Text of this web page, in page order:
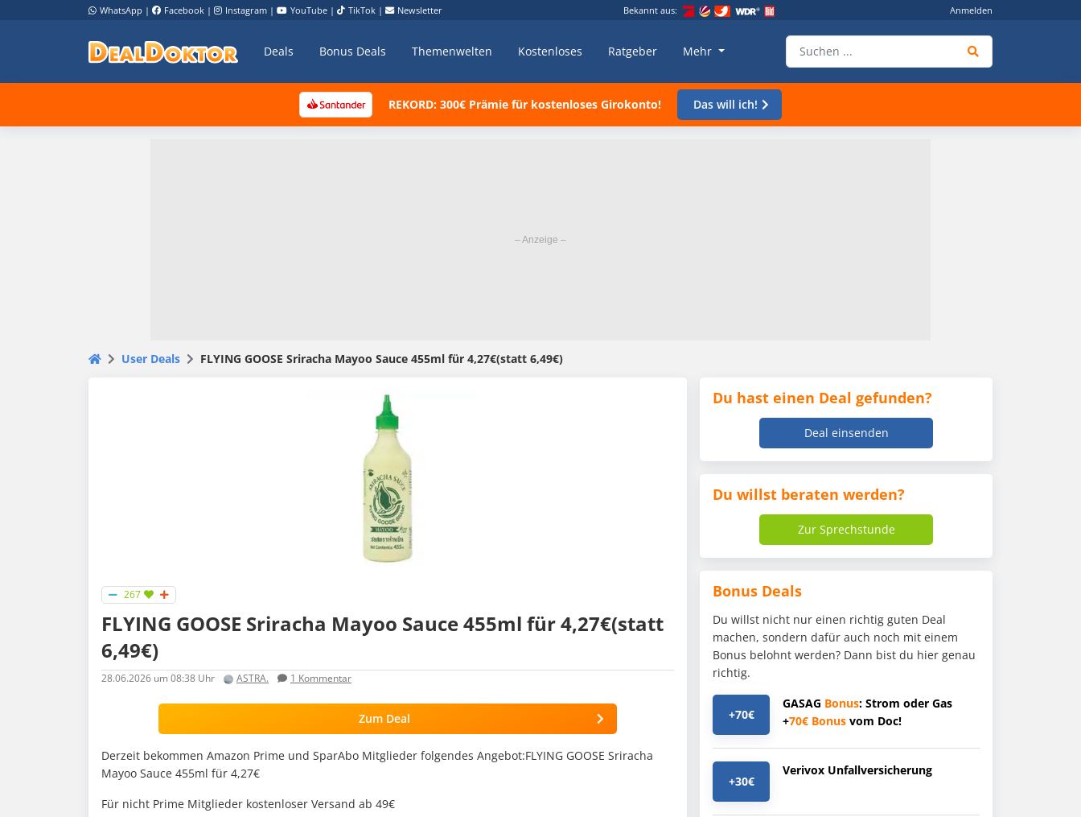
WhatsApp | Facebook | Instagram | YouTube | TikTok | Newsletter Bekannt aus: Anmelden
Deals Bonus Deals Themenwelten Kostenloses Ratgeber Mehr
REKORD: 300€ Prämie für kostenloses Girokonto! Das will ich!
User Deals FLYING GOOSE Sriracha Mayoo Sauce 455ml für 4,27€(statt 6,49€)
267
FLYING GOOSE Sriracha Mayoo Sauce 455ml für 4,27€(statt
6,49€)
28.06.2026 um 08:38 Uhr ASTRA. 1 Kommentar
Zum Deal
Derzeit bekommen Amazon Prime und SparAbo Mitglieder folgendes Angebot:FLYING GOOSE Sriracha
Mayoo Sauce 455ml für 4,27€
Für nicht Prime Mitglieder kostenloser Versand ab 49€
Du hast einen Deal gefunden?
Deal einsenden
Du willst beraten werden?
Zur Sprechstunde
Bonus Deals
Du willst nicht nur einen richtig guten Deal
machen, sondern dafür auch noch mit einem
Bonus belohnt werden? Dann bist du hier genau
richtig.
+70€
GASAG Bonus: Strom oder Gas
+70€ Bonus vom Doc!
+30€
Verivox Unfallversicherung